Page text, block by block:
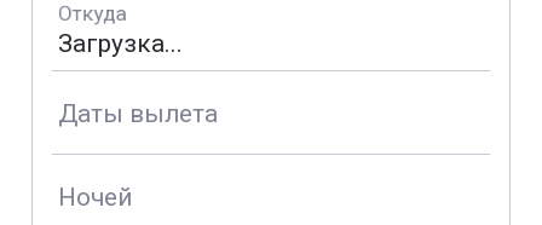
Откуда
Даты вылета
Ночей